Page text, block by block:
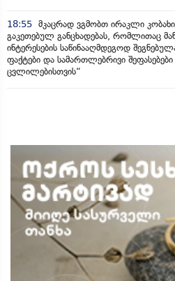
18:55 მკაცრად ვგმობთ ირაკლი
გაკეთებულ განცხადებას, რომლითაც
ინტერესების საწინააღმდეგოდ
ფაქტები და სამართლებრივი
ცვლილებისთვის“